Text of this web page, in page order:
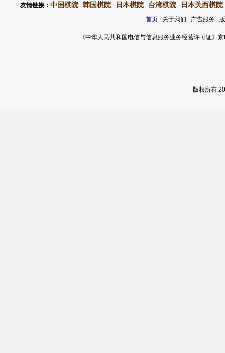
友情链接： 中国棋院 韩国棋院 日本棋院 台湾棋院 日本关西棋院
首页关于我们 广告服务
《中华人民共和国电信与信息服务业务经营许可证
版权所有